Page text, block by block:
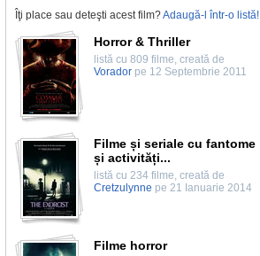
Îţi place sau deteşti acest film?Adaugă-l într-o listă!
Horror & Thriller
listă cu 809 filme, creată de
Vorador pe 12 Septembrie 2011
Filme și seriale cu fantome
și activități...
listă cu 234 filme, creată de
Cretzulynne pe 21 Ianuarie 2014
Filme horror